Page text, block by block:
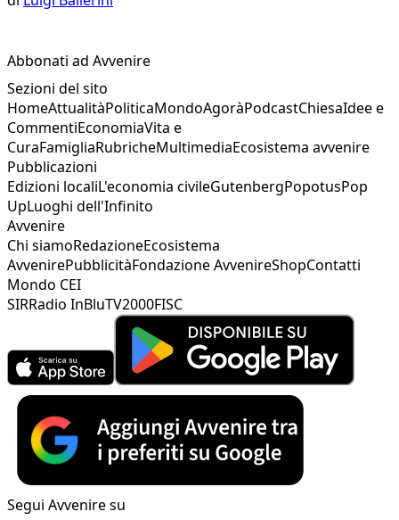
Abbonati ad Avvenire
Sezioni del sito
HomeAttualitàPoliticaMondoAgoràPodcastChiesaIdee e
CommentiEconomiaVita e
CuraFamigliaRubricheMultimediaEcosistema avvenire
Pubblicazioni
Edizioni localiL'economia civileGutenbergPopotusPop
UpLuoghi dell'Infinito
Avvenire
Chi siamoRedazioneEcosistema
AvvenirePubblicitàFondazione AvvenireShopContatti
Mondo CEI
SIRRadio InBluTV2000FISC
Segui Avvenire su